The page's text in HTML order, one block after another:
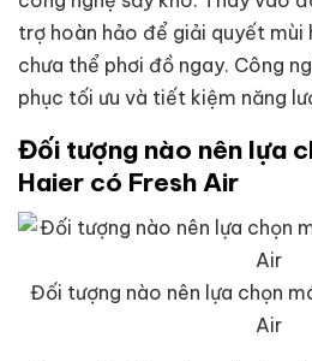
trợ hoàn hảo để giải quyết mùi
chưa thể phơi đồ ngay. Công
phục tối ưu và tiết kiệm năng
Đối tượng nào nên lựa
Haier có Fresh Air
Đối tượng nào nên lựa chọn
Air